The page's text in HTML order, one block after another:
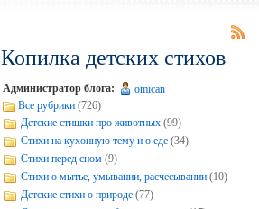
Копилка детских стихов
Администратор блога:
omican
Все рубрики (726)
Детские стишки про животных (99)
Стихи на кухонную тему и о еде (34)
Стихи перед сном (9)
Стихи о мытье, умывании, расчесывании (10)
Детские стихи о природе (77)